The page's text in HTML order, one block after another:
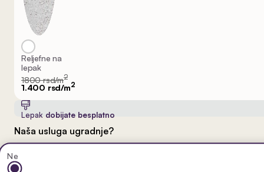
Reljefne na
lepak
1800 rsd/m2
1.400 rsd/m2
Lepak dobijate besplatno
Naša usluga ugradnje?
Ne